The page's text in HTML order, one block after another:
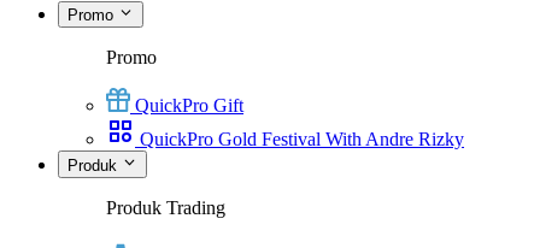
Promo
Promo
QuickPro Gift
QuickPro Gold Festival With Andre Rizky
Produk
Produk Trading